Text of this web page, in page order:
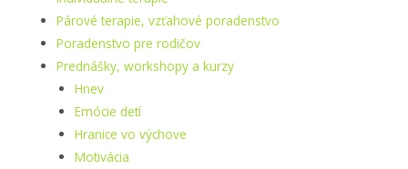
Párové terapie, vzťahové poradenstvo
Poradenstvo pre rodičov
Prednášky, workshopy a kurzy
Hnev
Emócie detí
Hranice vo výchove
Motivácia